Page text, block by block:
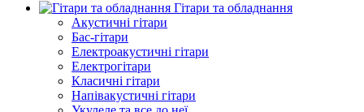
Гітари та обладнання
Акустичні гітари
Бас-гітари
Електроакустичні гітари
Електрогітари
Класичні гітари
Напівакустичні гітари